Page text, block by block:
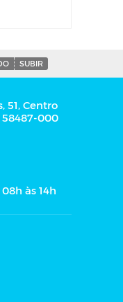
SUBIR
51, Centro
58487-000
às 14h